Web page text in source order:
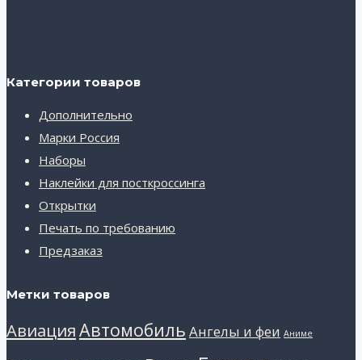
Категории товаров
Дополнительно
Марки Россия
Наборы
Наклейки для посткроссинга
Открытки
Печать по требованию
Предзаказ
Метки товаров
АвиацияАвтомобиль Ангелы и феи Аниме